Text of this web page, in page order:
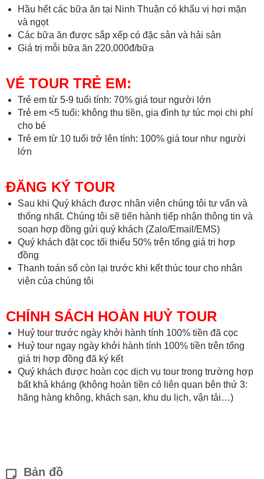
Hầu hết các bữa ăn tại Ninh Thuận có khẩu vị hơi mặn
và ngọt
Các bữa ăn được sắp xếp có đặc sản và hải sản
Giá trị mỗi bữa ăn 220.000đ/bữa
VÉ TOUR TRẺ EM:
Trẻ em từ 5-9 tuổi tính: 70% giá tour người lớn
Trẻ em <5 tuổi: không thu tiền, gia đình tự túc mọi chi phí
cho bé
Trẻ em từ 10 tuổi trở lên tính: 100% giá tour như người
lớn
ĐĂNG KÝ TOUR
Sau khi Quý khách được nhân viên chúng tôi tư vấn và
thống nhất. Chúng tôi sẽ tiến hành tiếp nhận thông tin và
soạn hợp đồng gửi quý khách (Zalo/Email/EMS)
Quý khách đặt cọc tối thiểu 50% trên tổng giá trị hợp
đồng
Thanh toán số còn lại trước khi kết thúc tour cho nhân
viên của chúng tôi
CHÍNH SÁCH HOÀN HUỶ TOUR
Huỷ tour trước ngày khởi hành tính 100% tiền đã cọc
Huỷ tour ngay ngày khởi hành tính 100% tiền trên tổng
giá trị hợp đồng đã ký kết
Quý khách được hoàn cọc dịch vụ tour trong trường hợp
bất khả kháng (không hoàn tiền có liên quan bên thứ 3:
hãng hàng không, khách sạn, khu du lịch, vận tải…)
Bản đồ